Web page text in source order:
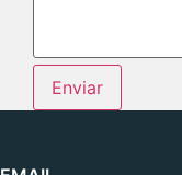
Enviar